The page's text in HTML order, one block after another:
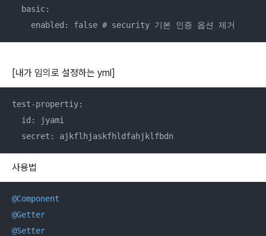
  basic:
[내가 임의로 설정하는 yml]
test-propertiy:
  id: jyami
  secret: ajkflhjaskfhldfahjklfbdn
사용법
@Component
@Getter
@Setter